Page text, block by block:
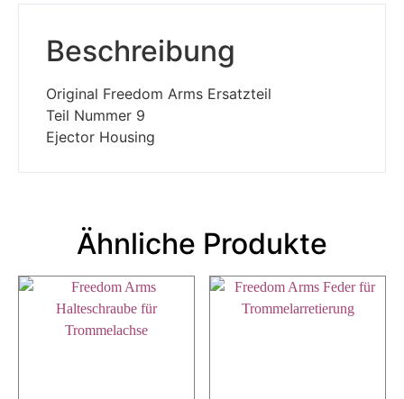
Beschreibung
Original Freedom Arms Ersatzteil
Teil Nummer 9
Ejector Housing
Ähnliche Produkte